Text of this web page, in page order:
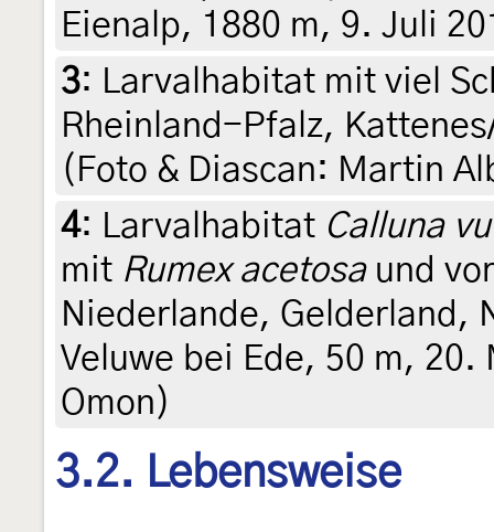
Eienalp, 1880 m, 9. Juli
3: Larvalhabitat mit viel
Rheinland-Pfalz,
(Foto & Diascan: Martin
4: Larvalhabitat Calluna
mit Rumex acetosaund
Niederlande, Gelderland,
Veluwe bei Ede, 50 m,
Omon)
3.2. Lebensweise